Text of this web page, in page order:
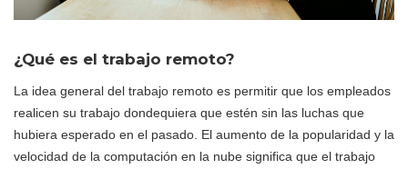
¿Qué es el trabajo remoto?
La idea general del trabajo remoto es permitir que los empleados
realicen su trabajo dondequiera que estén sin las luchas que
hubiera esperado en el pasado. El aumento de la popularidad y la
velocidad de la computación en la nube significa que el trabajo